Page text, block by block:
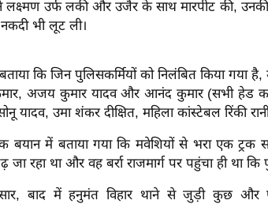
ने लक्ष्मण उर्फ लकी और उजैर के साथ मारपीट की,
भी लूट ली।
कि जिन पुलिसकर्मियों को निलंबित किया गया
अजय कुमार यादव और आनंद कुमार (सभी हेड
यादव, उमा शंकर दीक्षित, महिला कांस्टेबल रिंकी
बयान में बताया गया कि मवेशियों से भरा एक ट्रक
जा रहा था और वह बर्रा राजमार्ग पर पहुंचा ही था
बाद में हनुमंत विहार थाने से जुड़ी कुछ और